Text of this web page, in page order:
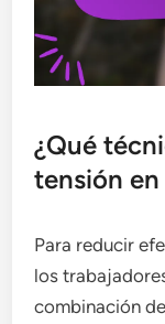
¿Qué
tensión
Para reducir
los
combinación